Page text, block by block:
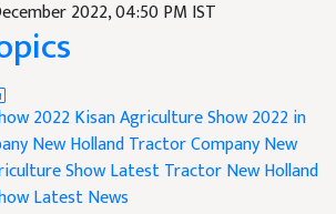
2022, 04:50 PM IST
2022Kisan Agriculture Show 2022 in
New HollandTractor Company New
ShowLatest Tractor New Holland
Latest News